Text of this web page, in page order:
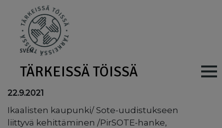
SVEN
TÄRKEISSÄ TÖISSÄ Main
22.9.2021
Ikaalisten kaupunki/ Sote-uudistukseen
liittyvä kehittäminen /PirSOTE-hanke,